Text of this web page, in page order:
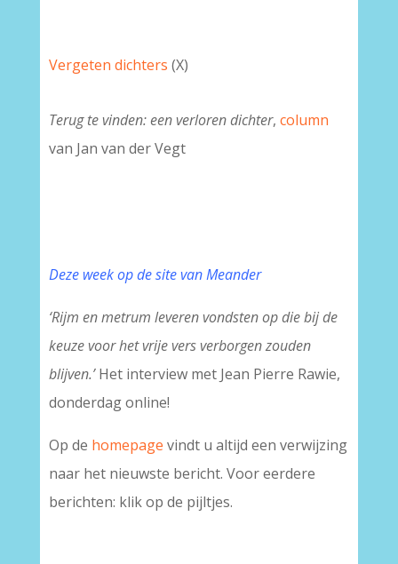
Vergeten dichters (X)
Terug te vinden: een verloren dichter, column
van Jan van der Vegt
Deze week op de site van Meander
‘Rijm en metrum leveren vondsten op die bij de
keuze voor het vrije vers verborgen zouden
blijven.’Het interview met Jean Pierre Rawie,
donderdag online!
Op de homepage vindt u altijd een verwijzing
naar het nieuwste bericht. Voor eerdere
berichten: klik op de pijltjes.